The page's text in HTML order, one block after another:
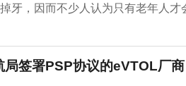
牙，因而不少人认为只有老年人
局签署PSP协议的eVTOL厂商